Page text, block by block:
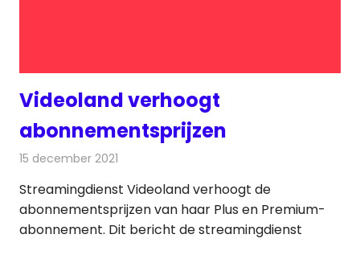
Videoland verhoogt
abonnementsprijzen
15 december 2021
Streamingdienst Videoland verhoogt de
abonnementsprijzen van haar Plus en Premium-
abonnement. Dit bericht de streamingdienst